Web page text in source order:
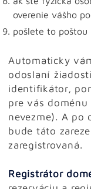
overenie vášho
pošlete to poštou
Automaticky
odoslaní
identifikátor,
pre vás
nevezme). A po
bude táto
zaregistrovaná.
Registrátor